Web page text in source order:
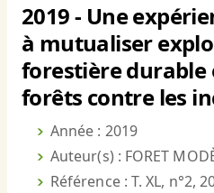
2019 - Une
à mutualiser
forestière durable
forêts contre les
Année : 2019
Auteur(s) : FORET
Référence : T. XL, n°2,